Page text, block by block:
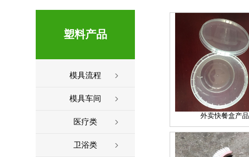
塑料产品
模具流程
模具车间
医疗类
卫浴类
外卖快餐盒产品